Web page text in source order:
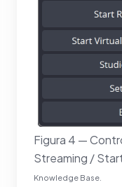
Figura 4 —
Streaming /
Knowledge Base.